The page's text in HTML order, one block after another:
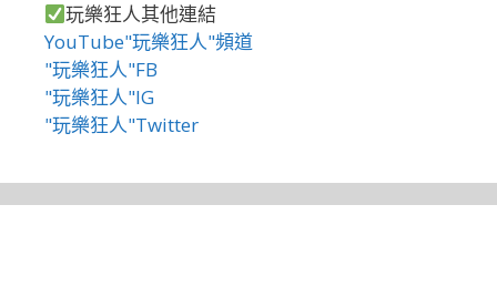
玩樂狂人其他連結
YouTube"玩樂狂人"頻道
"玩樂狂人"FB
"玩樂狂人"IG
"玩樂狂人"Twitter